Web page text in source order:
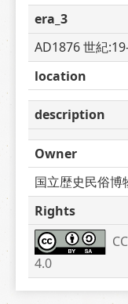
era_3
AD1876 世紀
location
description
Owner
国立歴史民俗博
Rights
4.0